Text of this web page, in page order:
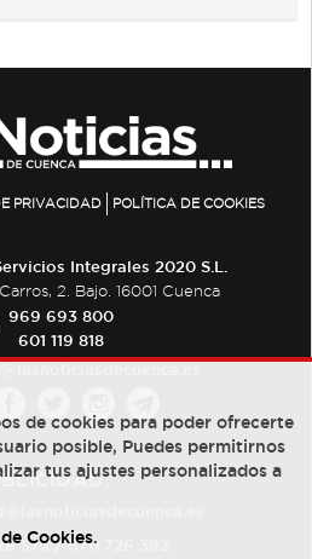
PRIVACIDAD POLÍTICA DE COOKIES
Integrales 2020 S.L.
2. Bajo. 16001 Cuenca
969 693 800
601 119 818
573/670 726 392
de cookies para poder ofrecerte
posible, Puedes permitirnos
tus ajustes personalizados a
Cookies.